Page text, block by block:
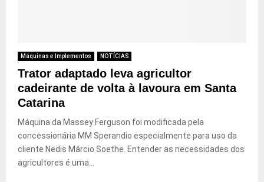
Máquinas e Implementos NOTÍCIAS
Trator adaptado leva agricultor
cadeirante de volta à lavoura em Santa
Catarina
Máquina da Massey Ferguson foi modificada pela
concessionária MM Sperandio especialmente para uso da
cliente Nedis Márcio Soethe. Entender as necessidades dos
agricultores é uma...